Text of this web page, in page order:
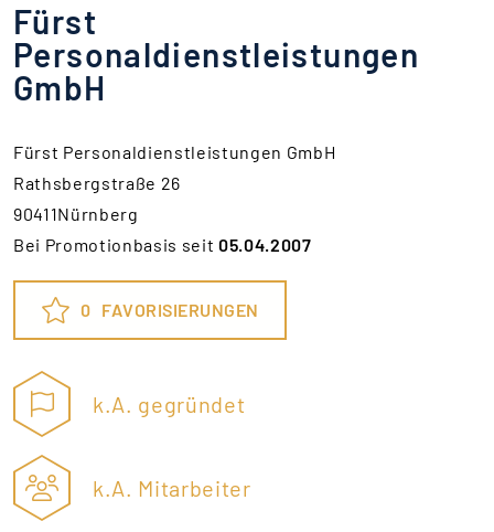
Fürst
Personaldienstleistungen
GmbH
Fürst Personaldienstleistungen GmbH
Rathsbergstraße 26
90411Nürnberg
Bei Promotionbasis seit05.04.2007
0 FAVORISIERUNGEN
k.A. gegründet
k.A. Mitarbeiter